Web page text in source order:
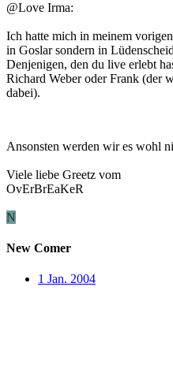
@Love Irma:
Ich hatte mich in meinem
in Goslar sondern in
Denjenigen, den du live erlebt
Richard Weber oder Frank (der
dabei).
Ansonsten werden wir es wohl
Viele liebe Greetz vom
OvErBrEaKeR
N
New Comer
1 Jan. 2004